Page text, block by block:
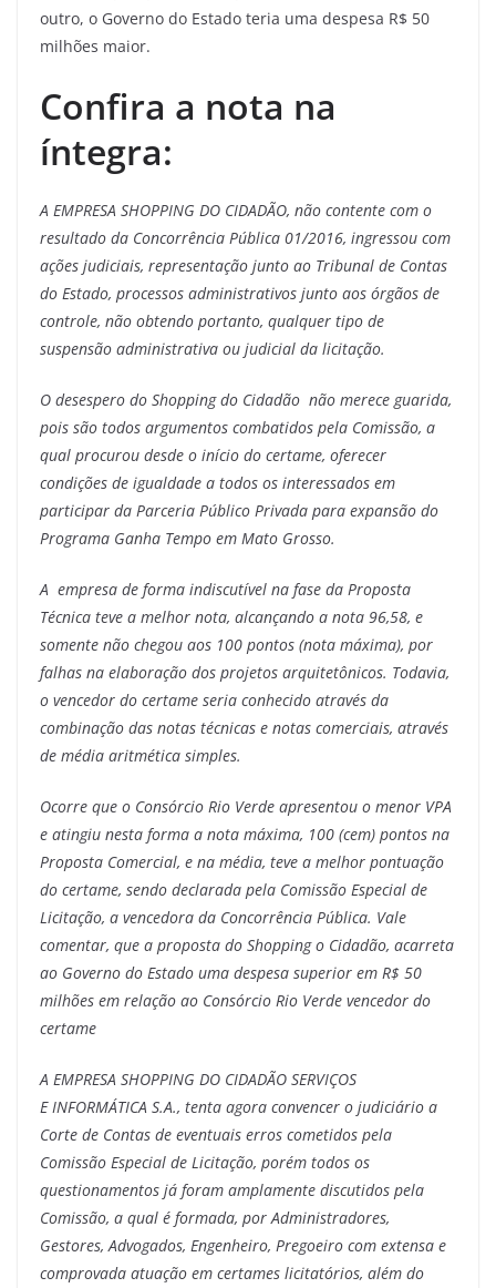
outro, o Governo do Estado teria uma despesa R$ 50
milhões maior.
Confira a nota na
íntegra:
A EMPRESA SHOPPING DO CIDADÃO, não contente com o
resultado da Concorrência Pública 01/2016, ingressou com
ações judiciais, representação junto ao Tribunal de Contas
do Estado, processos administrativos junto aos órgãos de
controle, não obtendo portanto, qualquer tipo de
suspensão administrativa ou judicial da licitação.
O desespero do Shopping do Cidadão não merece guarida,
pois são todos argumentos combatidos pela Comissão, a
qual procurou desde o início do certame, oferecer
condições de igualdade a todos os interessados em
participar da Parceria Público Privada para expansão do
Programa Ganha Tempo em Mato Grosso.
A empresa de forma indiscutível na fase da Proposta
Técnica teve a melhor nota, alcançando a nota 96,58, e
somente não chegou aos 100 pontos (nota máxima), por
falhas na elaboração dos projetos arquitetônicos. Todavia,
o vencedor do certame seria conhecido através da
combinação das notas técnicas e notas comerciais, através
de média aritmética simples.
Ocorre que o Consórcio Rio Verde apresentou o menor VPA
e atingiu nesta forma a nota máxima, 100 (cem) pontos na
Proposta Comercial, e na média, teve a melhor pontuação
do certame, sendo declarada pela Comissão Especial de
Licitação, a vencedora da Concorrência Pública. Vale
comentar, que a proposta do Shopping o Cidadão, acarreta
ao Governo do Estado uma despesa superior em R$ 50
milhões em relação ao Consórcio Rio Verde vencedor do
certame
A EMPRESA SHOPPING DO CIDADÃO SERVIÇOS
E INFORMÁTICA S.A., tenta agora convencer o judiciário a
Corte de Contas de eventuais erros cometidos pela
Comissão Especial de Licitação, porém todos os
questionamentos já foram amplamente discutidos pela
Comissão, a qual é formada, por Administradores,
Gestores, Advogados, Engenheiro, Pregoeiro com extensa e
comprovada atuação em certames licitatórios, além do